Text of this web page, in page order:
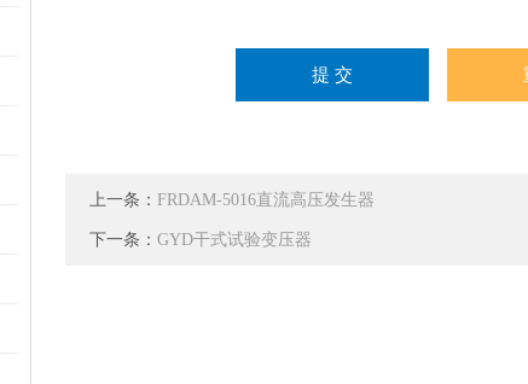
上一条： FRDAM-5016直流高压发生器
下一条： GYD干式试验变压器